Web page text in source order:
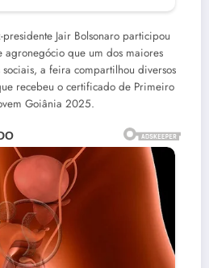
Jair Bolsonaro participou
que um dos maiores
a feira compartilhou diversos
recebeu o certificado de Primeiro
Goiânia 2025.